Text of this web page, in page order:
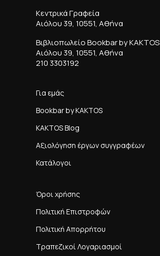
Κεντρικά Γραφεία
Αιόλου 39, 10551, Αθήνα
Βιβλιοπωλείο Bookbar by KAKTOS
Αιόλου 39, 10551, Αθήνα
210 3303192
Για εμάς
Bookbar by KAKTOS
KAKTOS Blog
Αξιολόγηση έργων συγγραφέων
Κατάλογοι
Όροι χρήσης
Πολιτική Επιστροφών
Πολιτική Απορρήτου
Τραπεζικοί Λογαριασμοί